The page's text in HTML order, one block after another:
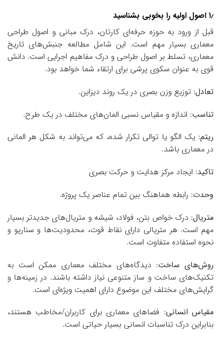
۱٫ اصول اولیه را بخوبی بشناسید
قبل از ورود به حوزه حرفه‌ای کارتان، درک مبانی و اصول طراحی
معماری بسیار مهم است. این شامل مطالعه جنبش‌های تاریخ
معماری، تسلط بر اصول طراحی و درک مفاهیم اجرایی است. دانش
قوی به عنوان سکوی پرشی برای ارتقاء شما خواهد بود.
تعادل: توزیع وزن بصری در یک روند دیزاین.
تناسب: اندازه و مقیاس نسبی المان‌های مختلف در یک طرح.
ریتم: یک الگو یا توالی تکرار شده، که می‌تواند به شکل هر المانی
در معماری باشد.
تاکید: ایجاد مرکز هدایت و حرکت بصری
وحدت: رابطه هماهنگ بین تمام عناصر یک پروژه.
متریال: درک خواص بتن، فولاد، شیشه و متریال‌های جدیدتر بسیار
مهم است. هر متریالی دارای نقاط قوت، محدودیت‌ها و سناریو و
نحوه استفاده متفاوت است.
روش‌های ساخت: دیدگاه‌های مختلف معماری ممکن است به
تکنیک‌های ساخت و ساز متنوعی نیاز داشته باشند. در زمینه‌ها و
گرایش‌های مختلف این موضوع دارای اهمیت ویژه‌ای است.
مقیاس انسانی: فضاهای معماری برای کاربران/مخاطب هستند،
بنابراین درک تناسبات انسانی بسیار حیاتی است.